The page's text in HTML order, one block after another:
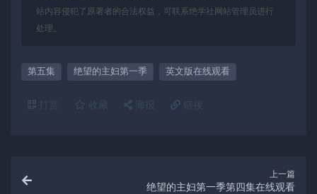
站内容侵犯了原著者的合法权益，可联系绝学社网站管理员进行
处理。
第五集 绝望的主妇第一季 英文版在线观看
打赏 收藏 海报 链接
上一篇
绝望的主妇第一季第四集在线观看